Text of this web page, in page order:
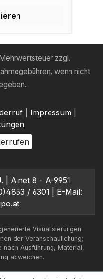
zzgl.
wenn nicht
| Impressum
| Ainet 8 - A-9951
/ 6301 | E-Mail:
Visualisierungen
der Veranschaulichung;
nach Ausführung, Material,
abweichen.